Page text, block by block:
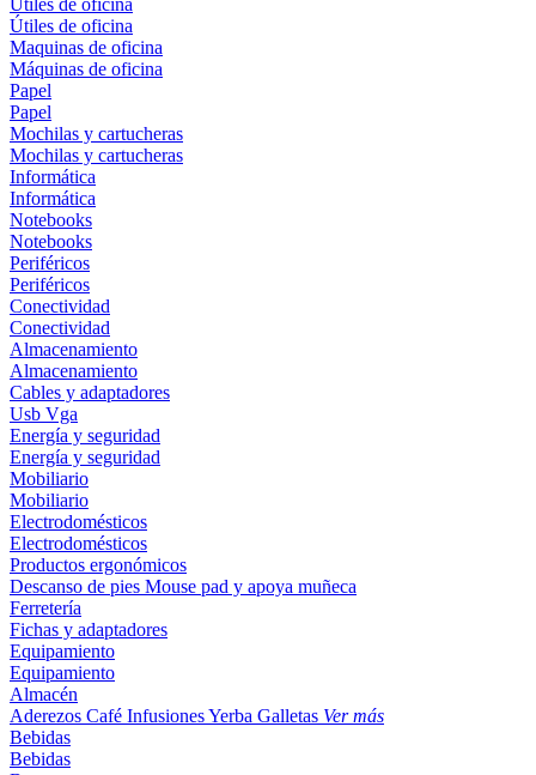
Útiles de oficina
Útiles de oficina
Maquinas de oficina
Máquinas de oficina
Papel
Papel
Mochilas y cartucheras
Mochilas y cartucheras
Informática
Informática
Notebooks
Notebooks
Periféricos
Periféricos
Conectividad
Conectividad
Almacenamiento
Almacenamiento
Cables y adaptadores
Usb Vga
Energía y seguridad
Energía y seguridad
Mobiliario
Mobiliario
Electrodomésticos
Electrodomésticos
Productos ergonómicos
Descanso de pies Mouse pad y apoya muñeca
Ferretería
Fichas y adaptadores
Equipamiento
Equipamiento
Almacén
Aderezos Café InfusionesYerba Galletas Ver más
Bebidas
Bebidas